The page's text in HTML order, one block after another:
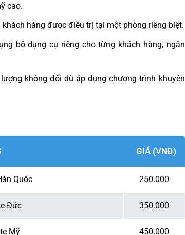
cao.
hàng được điều trị tại một phòng riêng biệt.
bộ dụng cụ riêng cho từng khách hàng, ngăn
không đổi dù áp dụng chương trình khuyến
GIÁ (VNĐ)
Quốc 250.000
Đức 350.000
Mỹ 450.000